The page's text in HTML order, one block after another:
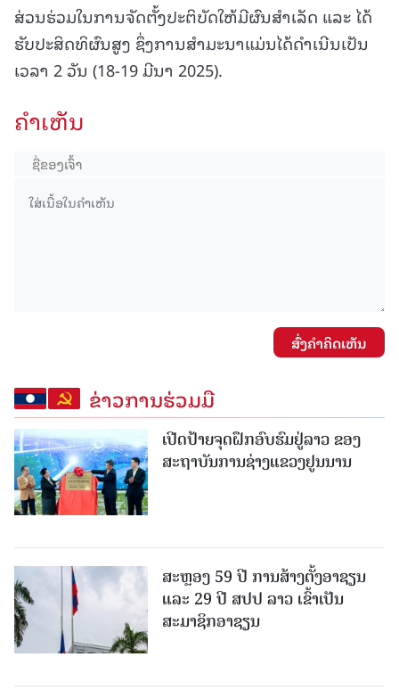
ສ່ວນຮ່ວມໃນການຈັດຕັ້ງປະຕິບັດໃຫ້ມີຜົນສໍາເລັດ ແລະ ໄດ້
ຮັບປະສິດທິຜົນສູງ ຊຶ່ງການສໍາມະນາແມ່ນໄດ້ດໍາເນີນເປັນ
ເວລາ 2 ວັນ (18-19 ມີນາ 2025).
ຄໍາເຫັນ
ສົ່ງຄໍາຄິດເຫັນ
ຂ່າວການຮ່ວມມື
ເປີດປ້າຍຈຸດຝຶກອົບຮົມຢູ່ລາວ ຂອງ
ສະຖາບັນການຊ່າງແຂວງຢູນນານ
ສະຫຼອງ 59 ປີ ການສ້າງຕັ້ງອາຊຽນ
ແລະ 29 ປີ ສປປ ລາວ ເຂົ້າເປັນ
ສະມາຊິກອາຊຽນ